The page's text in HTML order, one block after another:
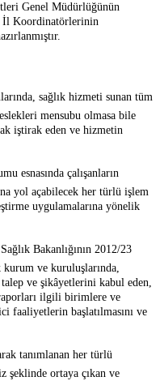
Genel Müdürlüğünün
İl Koordinatörlerinin
sağlık hizmeti sunan tüm
mensubu olmasa bile
iştirak eden ve hizmetin
esnasında çalışanların
yol açabilecek her türlü işlem
uygulamalarına yönelik
Sağlık Bakanlığının 2012/23
kurum ve kuruluşlarında,
ve şikâyetlerini kabul eden,
ilgili birimlere ve
faaliyetlerin başlatılmasını ve
tanımlanan her türlü
şeklinde ortaya çıkan ve